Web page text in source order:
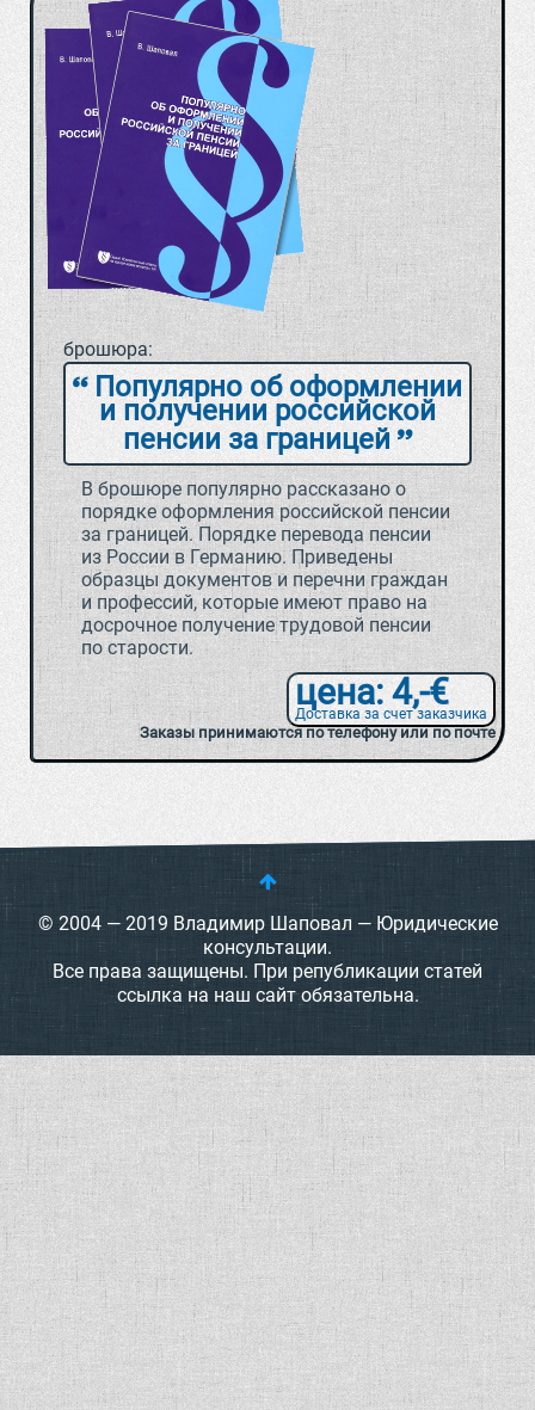
брошюра:
Популярно об оформлении
и получении российской
пенсии за границей
В брошюре популярно рассказано о
порядке оформления российской пенсии
за границей. Порядке перевода пенсии
из России в Германию. Приведены
образцы документов и перечни граждан
и профессий, которые имеют право на
досрочное получение трудовой пенсии
по старости.
цена: 4,-€
Доставка за счет заказчика
Заказы принимаются по телефону или по почте
© 2004 — 2019 Владимир Шаповал — Юридические
консультации.
Все права защищены. При републикации статей
ссылка на наш сайт обязательна.